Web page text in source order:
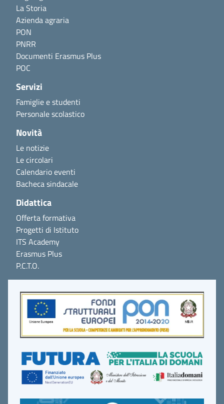
La Storia
Azienda agraria
PON
PNRR
Documenti Erasmus Plus
POC
Servizi
Famiglie e studenti
Personale scolastico
Novità
Le notizie
Le circolari
Calendario eventi
Bacheca sindacale
Didattica
Offerta formativa
Progetti di Istituto
ITS Academy
Erasmus Plus
P.C.T.O.